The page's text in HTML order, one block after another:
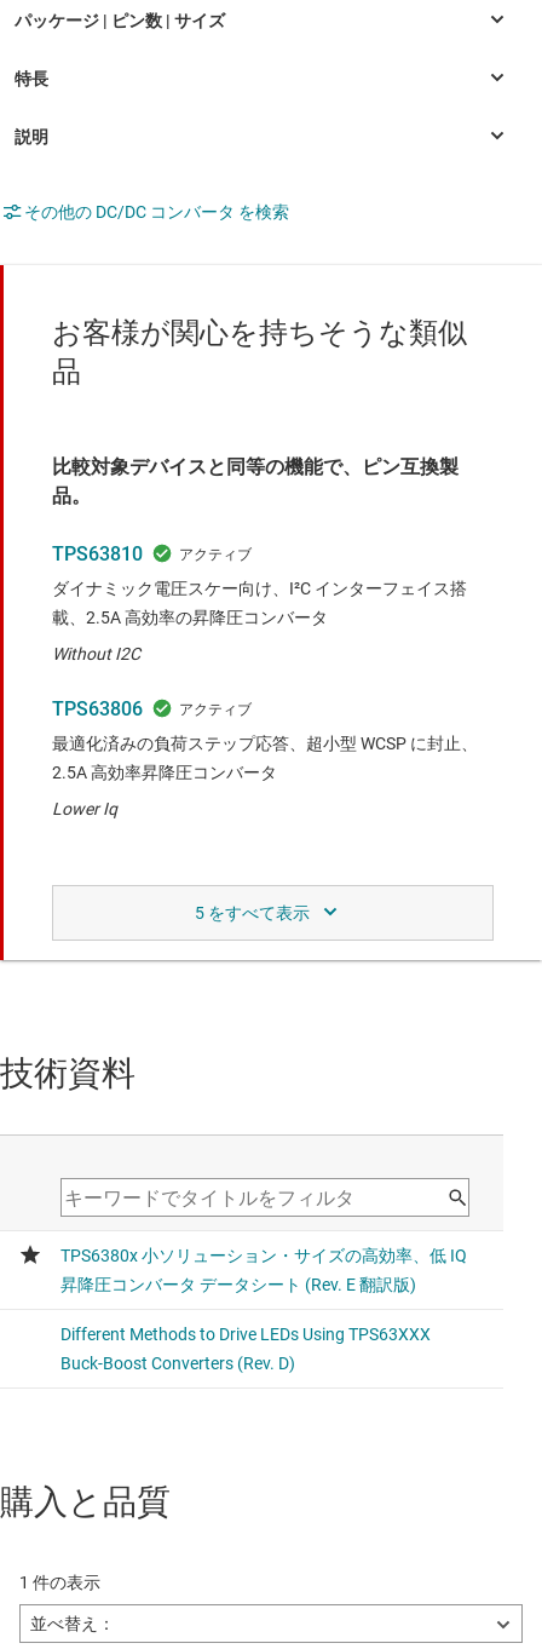
その他の DC/DC コンバータ を検索
お客様が関心を持ちそうな類似
品
比較対象デバイスと同等の機能で、ピン互換製
品。
TPS63810
ダイナミック電圧スケー向け、I²C インターフェイス搭
載、2.5A 高効率の昇降圧コンバータ
Without I2C
TPS63806
最適化済みの負荷ステップ応答、超小型 WCSP に封止、
2.5A 高効率昇降圧コンバータ
Lower Iq
Ultra low IQ and smaller size
TPS631010
の昇降圧コンバータ
比較対象デバイスと類似の機能。
技術資料
購入と品質